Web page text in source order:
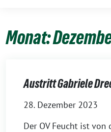
Monat:
Austritt Gabriele
28. Dezember 2023
Der OV Feucht ist